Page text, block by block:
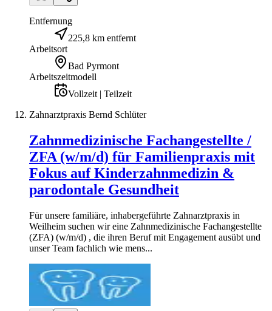
Entfernung
225,8 km entfernt
Arbeitsort
Bad Pyrmont
Arbeitszeitmodell
Vollzeit | Teilzeit
Zahnarztpraxis Bernd Schlüter
Zahnmedizinische Fachangestellte /
ZFA (w/m/d) für Familienpraxis mit
Fokus auf Kinderzahnmedizin &
parodontale Gesundheit
Für unsere familiäre, inhabergeführte Zahnarztpraxis in
Weilheim suchen wir eine Zahnmedizinische Fachangestellte
(ZFA) (w/m/d) , die ihren Beruf mit Engagement ausübt und
unser Team fachlich wie mens...